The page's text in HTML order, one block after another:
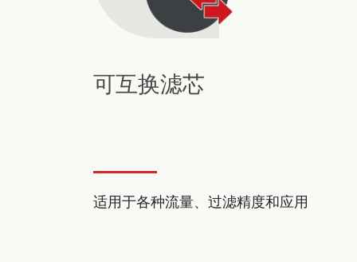
可互换滤芯
适用于各种流量、过滤精度和应用